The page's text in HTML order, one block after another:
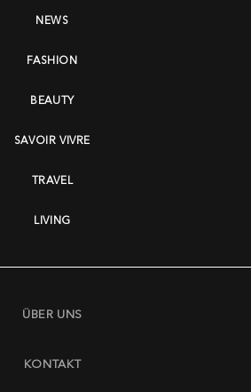
NEWS
FASHION
BEAUTY
SAVOIR VIVRE
TRAVEL
LIVING
ÜBER UNS
KONTAKT